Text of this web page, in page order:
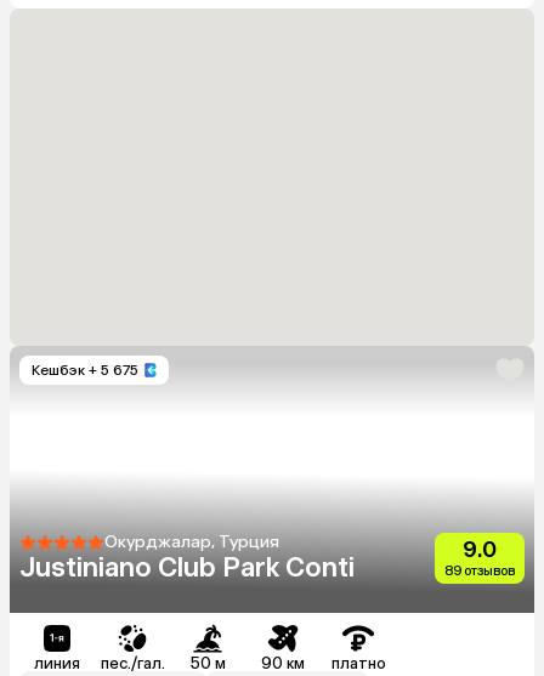
Кешбэк + 5 675
Окурджалар, Турция
Justiniano Club Park Conti
9.0
89 отзывов
линия пес./гал. 50 м 90 км платно